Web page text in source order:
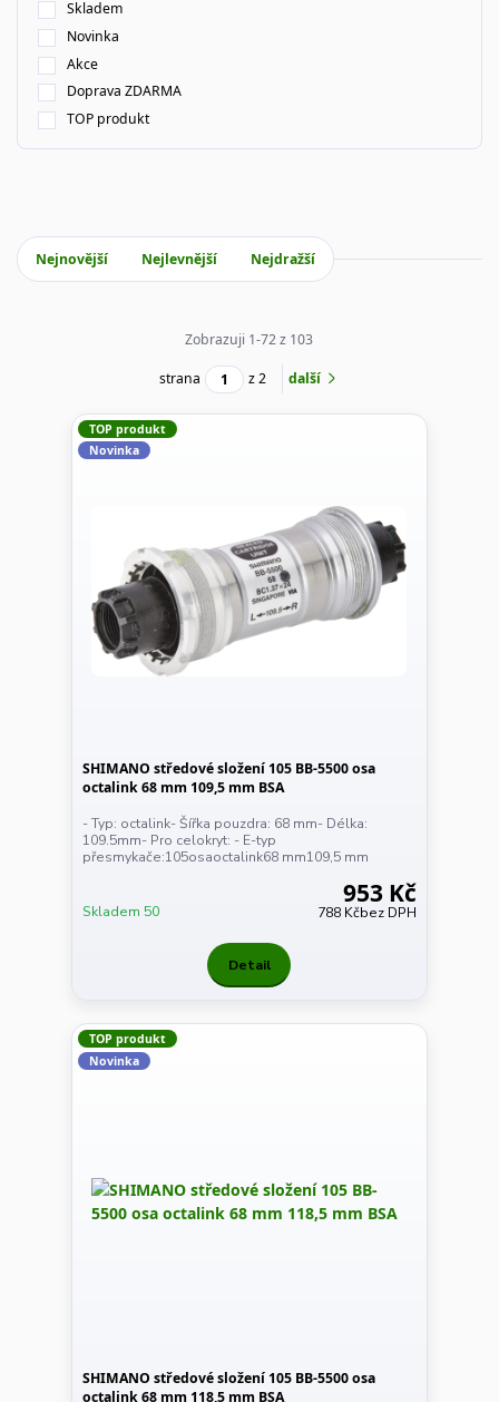
Skladem
Novinka
Akce
Doprava ZDARMA
TOP produkt
Nejnovější Nejlevnější Nejdražší
Zobrazuji 1-72 z 103
strana z 2 další
TOP produkt
Novinka
SHIMANO středové složení 105 BB-5500 osa
octalink 68 mm 109,5 mm BSA
- Typ: octalink- Šířka pouzdra: 68 mm- Délka:
109.5mm- Pro celokryt: - E-typ
přesmykače:105osaoctalink68 mm109,5 mm
953 Kč
788 Kčbez DPH
Skladem 50
Detail
TOP produkt
Novinka
SHIMANO středové složení 105 BB-5500 osa
octalink 68 mm 118,5 mm BSA